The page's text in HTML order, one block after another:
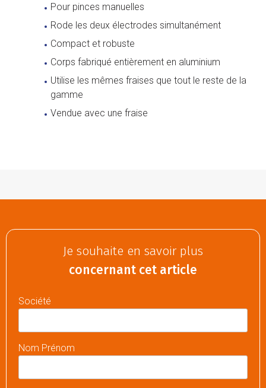
Pour pinces manuelles
Rode les deux électrodes simultanément
Compact et robuste
Corps fabriqué entièrement en aluminium
Utilise les mêmes fraises que tout le reste de la
gamme
Vendue avec une fraise
Je souhaite en savoir plus
concernant cet article
Société
Nom Prénom